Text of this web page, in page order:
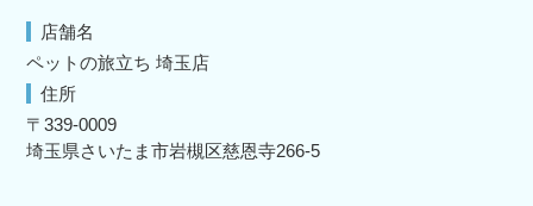
店舗名
ペットの旅立ち 埼玉店
住所
〒339-0009
埼玉県さいたま市岩槻区慈恩寺266-5